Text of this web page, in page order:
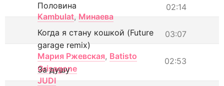
02:14
Половина
Kambulat, Минаева
03:07
Когда я стану кошкой (Future
garage remix)
Мария Ржевская, Batisto
Grisagone
02:53
За душу
JUDI